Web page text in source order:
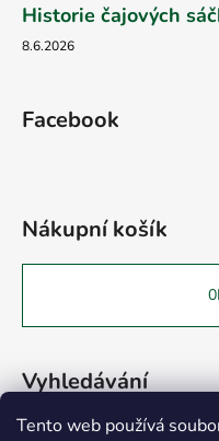
Tento web používá
Historie čajových
8.6.2026
Facebook
Nákupní košík
0
Vyhledávání